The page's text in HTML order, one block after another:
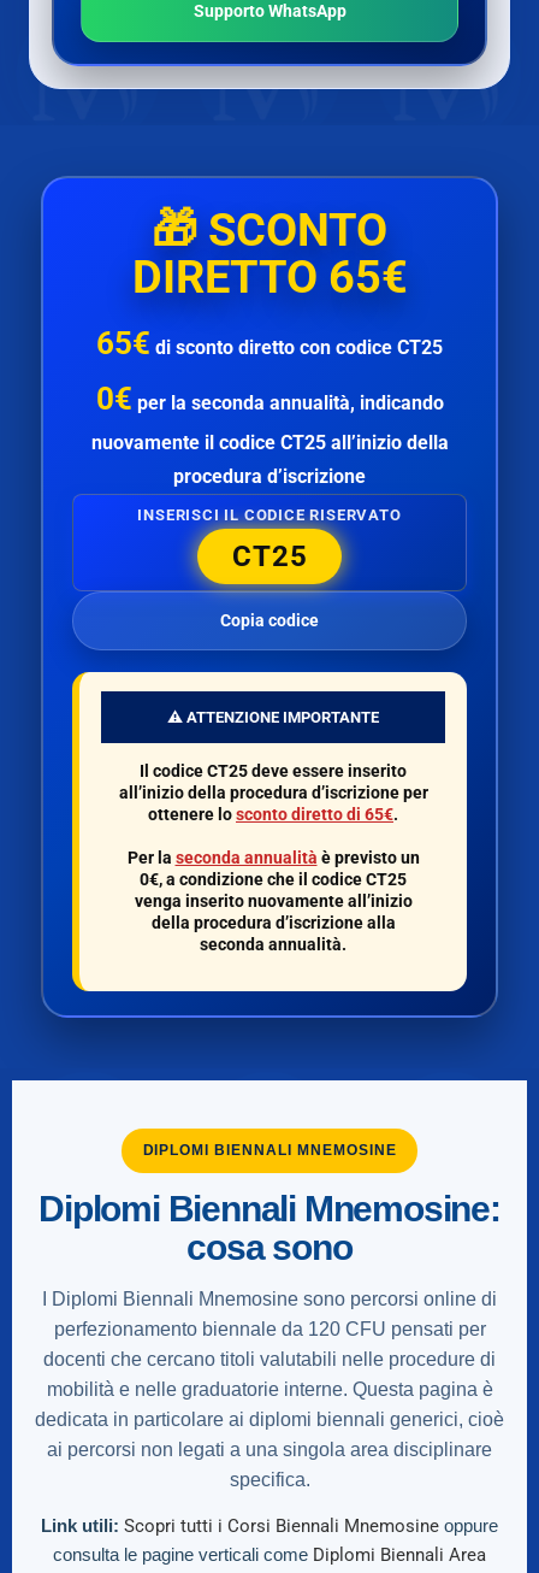
Supporto WhatsApp
🎁SCONTO
DIRETTO 65€
65€ di sconto diretto con codice CT25
0€ per la seconda annualità, indicando
nuovamente il codice CT25all’inizio della
procedura d’iscrizione
INSERISCI IL CODICE RISERVATO
CT25
Copia codice
⚠️ ATTENZIONE IMPORTANTE
Il codiceCT25deve essere inserito
all’inizio della procedura d’iscrizione per
ottenere losconto diretto di 65€.
Per la seconda annualità è previsto un
0€, a condizione che il codiceCT25
venga inserito nuovamente all’inizio
della procedura d’iscrizione alla
seconda annualità.
DIPLOMI BIENNALI MNEMOSINE
Diplomi Biennali Mnemosine:
cosa sono
I Diplomi Biennali Mnemosine sono percorsi online di
perfezionamento biennale da 120 CFU pensati per
docenti che cercano titoli valutabili nelle procedure di
mobilità e nelle graduatorie interne. Questa pagina è
dedicata in particolare ai diplomi biennali generici, cioè
ai percorsi non legati a una singola area disciplinare
specifica.
Link utili: Scopri tutti i Corsi Biennali Mnemosine oppure
consulta le pagine verticali come Diplomi Biennali Area